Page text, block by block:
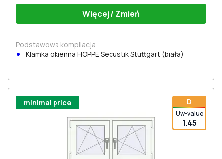
Więcej / Zmień
Podstawowa kompilacja
Klamka okienna HOPPE Secustik Stuttgart (biała)
D
Uw-value
1.45
minimal price